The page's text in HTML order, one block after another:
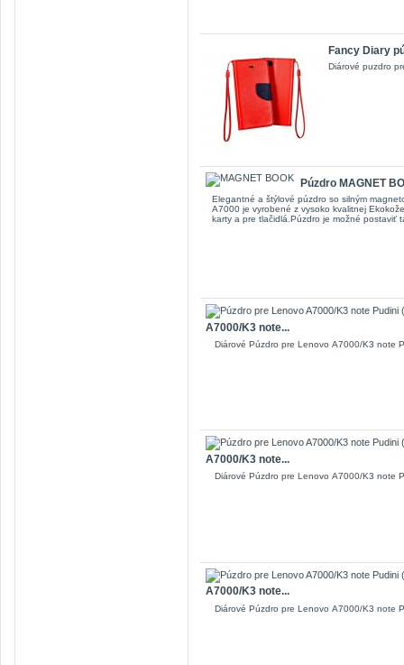
Fancy Diary
Diárové puzdro
Púzdro MAGNET
Elegantné a štýlové púzdro so silným
A7000 je vyrobené z vysoko kvalitnej
karty a pre tlačidlá.Púzdro je možné postaviť
A7000/K3 note...
Diárové Púzdro pre Lenovo A7000/K3 note
A7000/K3 note...
Diárové Púzdro pre Lenovo A7000/K3 note
A7000/K3 note...
Diárové Púzdro pre Lenovo A7000/K3 note